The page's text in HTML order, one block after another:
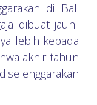
di Bali
dibuat jauh-
lebih kepada
akhir tahun